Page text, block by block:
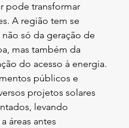
pode transformar
A região tem se
só da geração de
mas também da
do acesso à energia.
públicos e
projetos solares
levando
áreas antes